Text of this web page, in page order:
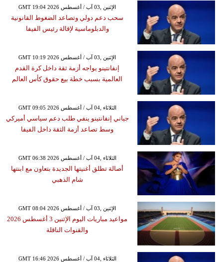
GMT 19:04 2026 الإثنين ,03 آب / أغسطس
سحب دعم دولي وتصاعد الضغوط القانونية
والدبلوماسية لإقالة رئيس الفيفا
GMT 10:19 2026 الإثنين ,03 آب / أغسطس
إنفانتينو يواجه أزمة ثقة داخل كرة القدم
العالمية بسبب خطة بيع حقوق كأس العالم
GMT 09:05 2026 الثلاثاء ,04 آب / أغسطس
جياني إنفانتينو ينفي طلب دعم سياسي أميركي
وسط تصاعد أزمة الثقة داخل الفيفا
GMT 06:38 2026 الثلاثاء ,04 آب / أغسطس
أصالة تطلق أغنيتها الجديدة بتعاون مع ابنتها
شام الذهبي
GMT 08:04 2026 الإثنين ,03 آب / أغسطس
مواعيد مباريات اليوم الإثنين 3 أغسطس 2026
والقنوات الناقلة
GMT 16:46 2026 الثلاثاء ,04 آب / أغسطس